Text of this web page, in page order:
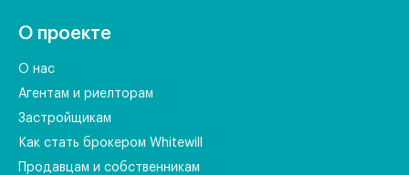
О проекте
О нас
Агентам и риелторам
Застройщикам
Как стать брокером Whitewill
Продавцам и собственникам